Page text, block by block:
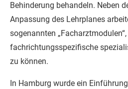
Behinderung behandeln. Neben
Anpassung des Lehrplanes
sogenannten
fachrichtungsspezifische
zu können.
In Hamburg wurde ein